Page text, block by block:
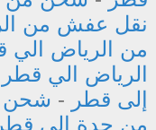
نقل عفش من
من الرياض الي
الرياض الي قطر
إلى قطر - شحن
من جدة الي قطر